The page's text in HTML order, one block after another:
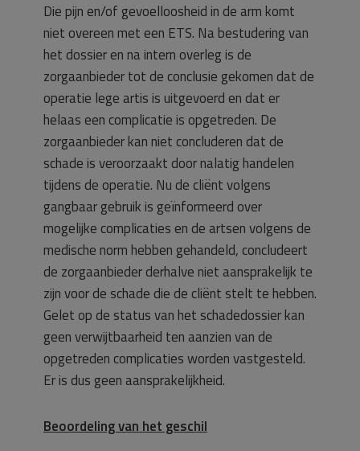
Die pijn en/of gevoelloosheid in de arm komt
niet overeen met een ETS. Na bestudering van
het dossier en na intern overleg is de
zorgaanbieder tot de conclusie gekomen dat de
operatie lege artis is uitgevoerd en dat er
helaas een complicatie is opgetreden. De
zorgaanbieder kan niet concluderen dat de
schade is veroorzaakt door nalatig handelen
tijdens de operatie. Nu de cliënt volgens
gangbaar gebruik is geïnformeerd over
mogelijke complicaties en de artsen volgens de
medische norm hebben gehandeld, concludeert
de zorgaanbieder derhalve niet aansprakelijk te
zijn voor de schade die de cliënt stelt te hebben.
Gelet op de status van het schadedossier kan
geen verwijtbaarheid ten aanzien van de
opgetreden complicaties worden vastgesteld.
Er is dus geen aansprakelijkheid.
Beoordeling van het geschil